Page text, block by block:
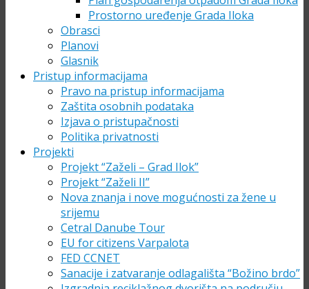
Prostorno uređenje Grada Iloka
Obrasci
Planovi
Glasnik
Pristup informacijama
Pravo na pristup informacijama
Zaštita osobnih podataka
Izjava o pristupačnosti
Politika privatnosti
Projekti
Projekt “Zaželi – Grad Ilok”
Projekt “Zaželi II”
Nova znanja i nove mogućnosti za žene u
srijemu
Cetral Danube Tour
EU for citizens Varpalota
FED CCNET
Sanacije i zatvaranje odlagališta “Božino brdo”